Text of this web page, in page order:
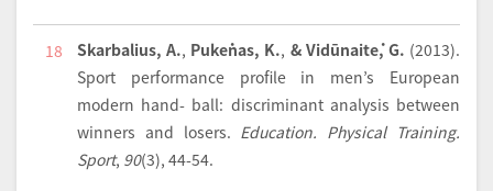
18 Skarbalius, A., Pukėnas, K., & Vidūnaitė, G. (2013).
Sport performance profile in men’s European
modern hand- ball: discriminant analysis between
winners and losers. Education. Physical Training.
Sport, 90(3), 44-54.